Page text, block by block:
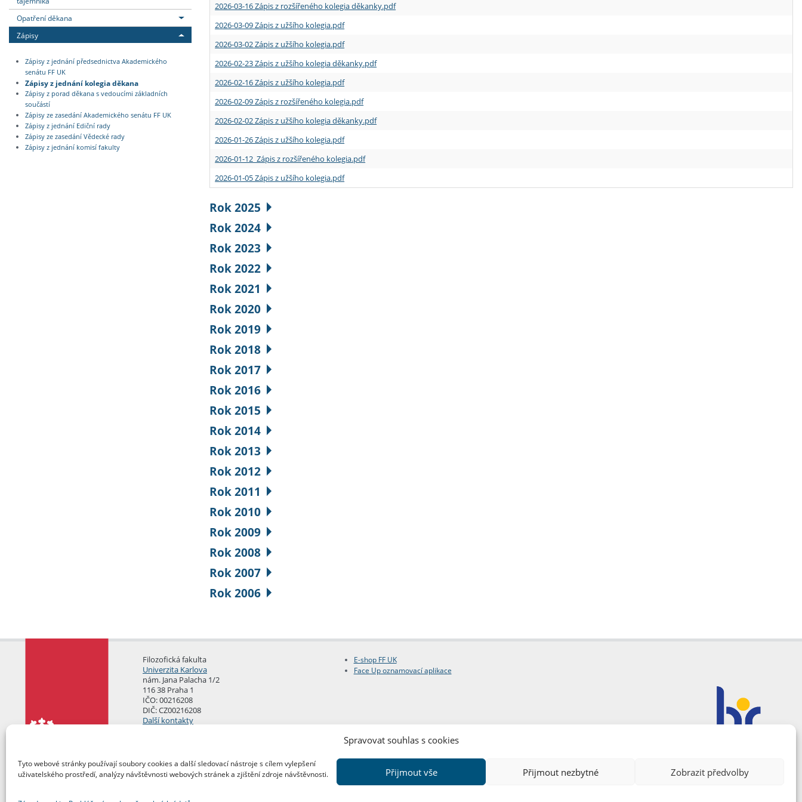
Spravovat souhlas s cookies
Tyto webové stránky používají soubory cookies a další sledovací nástroje s cílem vylepšení
uživatelského prostředí, analýzy návštěvnosti webových stránek a zjištění zdroje návštěvnosti.
Přijmout vše Přijmout nezbytné Zobrazit předvolby
Opatření děkana
Zápisy
Zápisy z jednání předsednictva Akademického
senátu FF UK
Zápisy z jednání kolegia děkana
Zápisy z porad děkana s vedoucími základních
součástí
Zápisy ze zasedání Akademického senátu FF UK
Zápisy z jednání Ediční rady
Zápisy ze zasedání Vědecké rady
Zápisy z jednání komisí fakulty
2026-03-16 Zápis z rozšířeného kolegia děkanky.pdf
2026-03-09 Zápis z užšího kolegia.pdf
2026-03-02 Zápis z užšího kolegia.pdf
2026-02-23 Zápis z užšího kolegia děkanky.pdf
2026-02-16 Zápis z užšího kolegia.pdf
2026-02-09 Zápis z rozšířeného kolegia.pdf
2026-02-02 Zápis z užšího kolegia děkanky.pdf
2026-01-26 Zápis z užšího kolegia.pdf
2026-01-12 Zápis z rozšířeného kolegia.pdf
2026-01-05 Zápis z užšího kolegia.pdf
Rok 2025
Rok 2024
Rok 2023
Rok 2022
Rok 2021
Rok 2020
Rok 2019
Rok 2018
Rok 2017
Rok 2016
Rok 2015
Rok 2014
Rok 2013
Rok 2012
Rok 2011
Rok 2010
Rok 2009
Rok 2008
Rok 2007
Rok 2006
Filozofická fakulta
Univerzita Karlova
nám. Jana Palacha 1/2
116 38 Praha 1
IČO: 00216208
DIČ: CZ00216208
Další kontakty
E-shop FF UK
Face Up oznamovací aplikace